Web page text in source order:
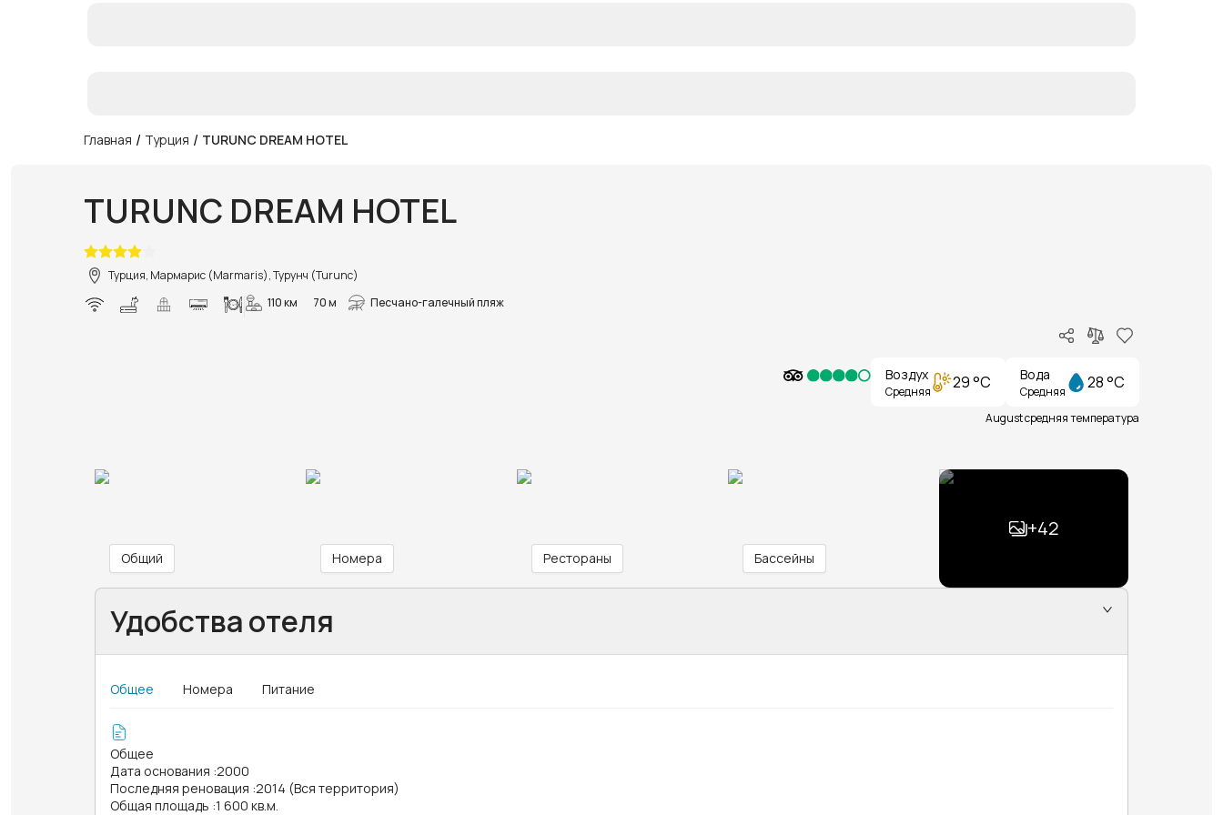
Главная / Турция / TURUNC DREAM HOTEL
TURUNC DREAM HOTEL
Турция, Мармарис (Marmaris), Турунч (Turunc)
110 км
70 м Песчано-галечный пляж
Воздух
Средняя 29 °C Вода
Средняя 28 °C
August средняя температура
Общий Номера Рестораны Бассейны
+42
Удобства отеля
Общее Номера Питание
Общее
Дата основания :2000
Последняя реновация :2014 (Вся территория)
Общая площадь :1 600 кв.м.